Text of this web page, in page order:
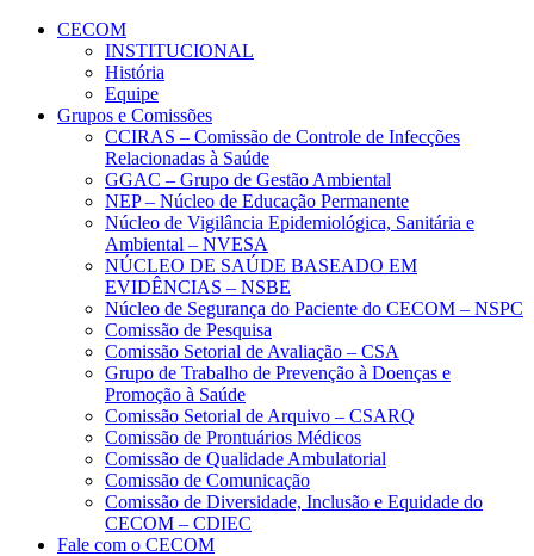
Conteúdo principal
CECOM
INSTITUCIONAL
História
Equipe
Grupos e Comissões
CCIRAS – Comissão de Controle de Infecções
Relacionadas à Saúde
GGAC – Grupo de Gestão Ambiental
NEP – Núcleo de Educação Permanente
Núcleo de Vigilância Epidemiológica, Sanitária e
Ambiental – NVESA
NÚCLEO DE SAÚDE BASEADO EM
EVIDÊNCIAS – NSBE
Núcleo de Segurança do Paciente do CECOM – NSPC
Comissão de Pesquisa
Comissão Setorial de Avaliação – CSA
Grupo de Trabalho de Prevenção à Doenças e
Promoção à Saúde
Comissão Setorial de Arquivo – CSARQ
Comissão de Prontuários Médicos
Comissão de Qualidade Ambulatorial
Comissão de Comunicação
Comissão de Diversidade, Inclusão e Equidade do
CECOM – CDIEC
Fale com o CECOM